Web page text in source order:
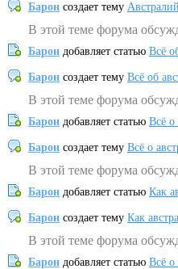
Барон создает тему
В этой теме форума
Барон добавляет статью Всё
Барон создает тему Всё об
В этой теме форума
Барон добавляет статью Всё о
Барон создает тему Всё о
В этой теме форума
Барон добавляет статью Как
Барон создает тему Как
В этой теме форума
Барон добавляет статью Всё о